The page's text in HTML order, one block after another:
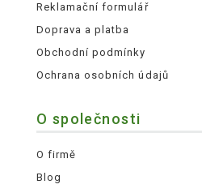
Reklamační formulář
Doprava a platba
Obchodní podmínky
Ochrana osobních údajů
O společnosti
O firmě
Blog